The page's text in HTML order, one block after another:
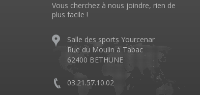
Vous cherchez à nous joindre, rien de
plus facile !
Salle des sports Yourcenar
Rue du Moulin à Tabac
62400 BETHUNE
03.21.57.10.02